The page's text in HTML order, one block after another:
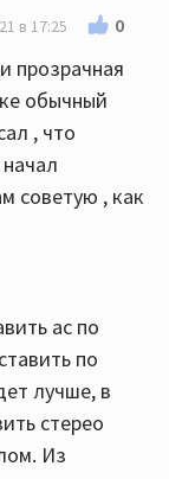
в 17:25 0
прозрачная
обычный
, что
советую , как
ас по
по
лучше, в
стерео
Из